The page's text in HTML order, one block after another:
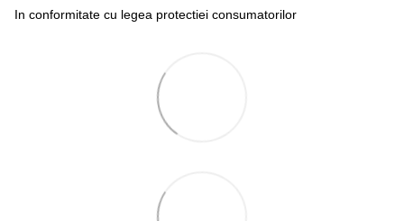
In conformitate cu legea protectiei consumatorilor